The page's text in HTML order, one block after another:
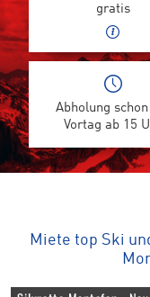
gratis
Abholung
Vortag ab 15
Miete top Ski